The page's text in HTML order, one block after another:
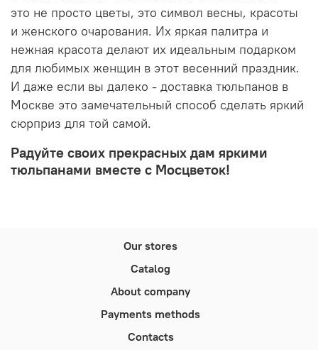
это не просто цветы, это символ весны, красоты
и женского очарования. Их яркая палитра и
нежная красота делают их идеальным подарком
для любимых женщин в этот весенний праздник.
И даже если вы далеко - доставка тюльпанов в
Москве это замечательный способ сделать яркий
сюрприз для той самой.
Радуйте своих прекрасных дам яркими
тюльпанами вместе с Мосцветок!
Our stores
Catalog
About company
Payments methods
Contacts